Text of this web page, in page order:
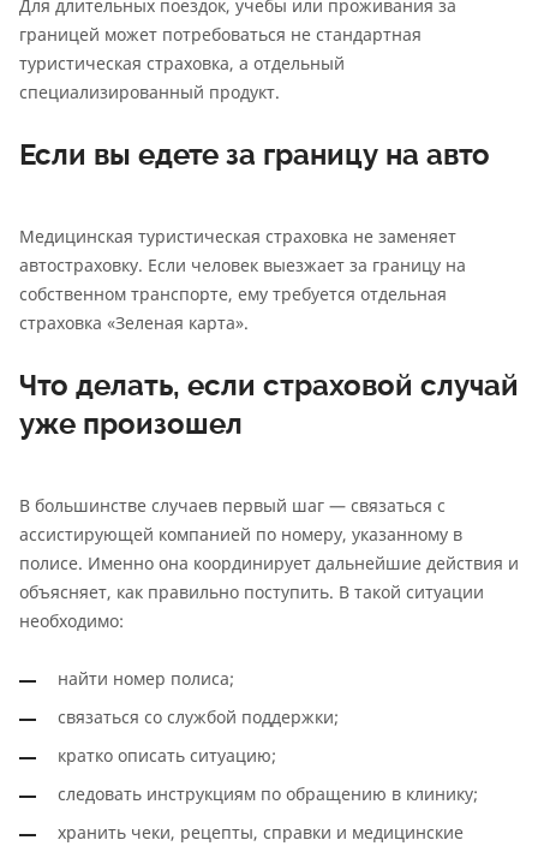
Для длительных поездок, учебы или проживания за
границей может потребоваться не стандартная
туристическая страховка, а отдельный
специализированный продукт.
Если вы едете за границу на авто
Медицинская туристическая страховка не заменяет
автостраховку. Если человек выезжает за границу на
собственном транспорте, ему требуется отдельная
страховка «Зеленая карта».
Что делать, если страховой случай
уже произошел
В большинстве случаев первый шаг — связаться с
ассистирующей компанией по номеру, указанному в
полисе. Именно она координирует дальнейшие действия и
объясняет, как правильно поступить. В такой ситуации
необходимо:
найти номер полиса;
связаться со службой поддержки;
кратко описать ситуацию;
следовать инструкциям по обращению в клинику;
хранить чеки, рецепты, справки и медицинские